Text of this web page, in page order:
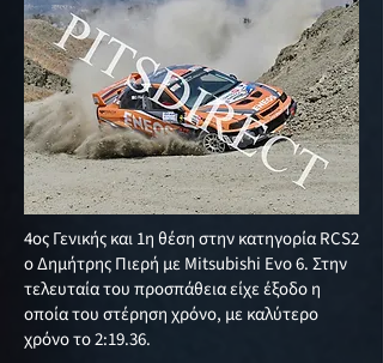
4ος Γενικής και 1η θέση στην κατηγορία RCS2
ο Δημήτρης Πιερή με Mitsubishi Evo 6. Στην
τελευταία του προσπάθεια είχε έξοδο η
οποία του στέρηση χρόνο, με καλύτερο
χρόνο το 2:19.36.